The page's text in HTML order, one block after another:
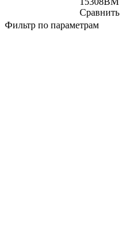
Сравнить
Фильтр по параметрам